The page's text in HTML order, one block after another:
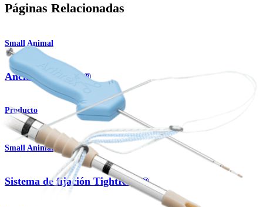
Páginas Relacionadas
Small Animal
Anclas PushLock®
Producto
Small Animal
Sistema de fijación TightRope®